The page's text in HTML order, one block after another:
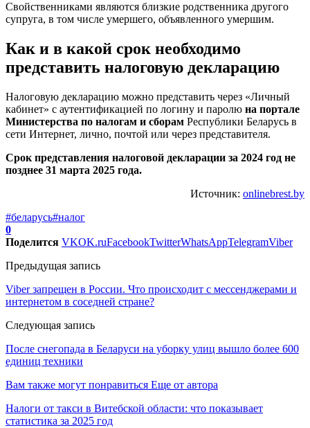
Свойственниками являются близкие родственника другого
супруга, в том числе умершего, объявленного умершим.
Как и в какой срок необходимо
представить налоговую декларацию
Налоговую декларацию можно представить через «Личный
кабинет» с аутентификацией по логину и паролю на портале
Министерства по налогам и сборам Республики Беларусь в
сети Интернет, лично, почтой или через представителя.
Срок представления налоговой декларации за 2024 год не
позднее 31 марта 2025 года.
Источник: onlinebrest.by
#беларусь#налог
0
Поделится VKOK.ruFacebookTwitterWhatsAppTelegramViber
Предыдущая запись
Viber запрещен в России. Что происходит с мессенджерами и
интернетом в соседней стране?
Следующая запись
После снегопада в Беларуси на уборку улиц вышло более 600
единиц техники
Вам также могут понравиться Еще от автора
Налоги от такси в Витебской области: что показывает
статистика за 2025 год